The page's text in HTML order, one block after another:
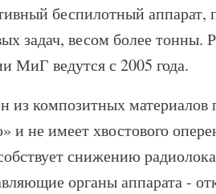
беспилотный аппарат,
задач, весом более
МиГ ведутся с 2005 года.
из композитных материалов
и не имеет хвостового
снижению
органы аппарата -